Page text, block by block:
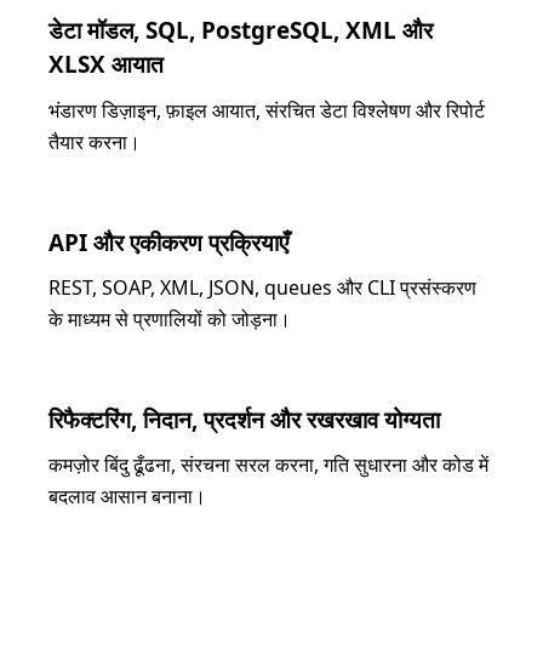
डेटा मॉडल, SQL, PostgreSQL, XML और
XLSX आयात
भंडारण डिज़ाइन, फ़ाइल आयात, संरचित डेटा विश्लेषण और रिपोर्ट
तैयार करना।
API और एकीकरण प्रक्रियाएँ
REST, SOAP, XML, JSON, queues और CLI प्रसंस्करण
के माध्यम से प्रणालियों को जोड़ना।
रिफैक्टरिंग, निदान, प्रदर्शन और रखरखाव योग्यता
कमज़ोर बिंदु ढूँढना, संरचना सरल करना, गति सुधारना और कोड में
बदलाव आसान बनाना।